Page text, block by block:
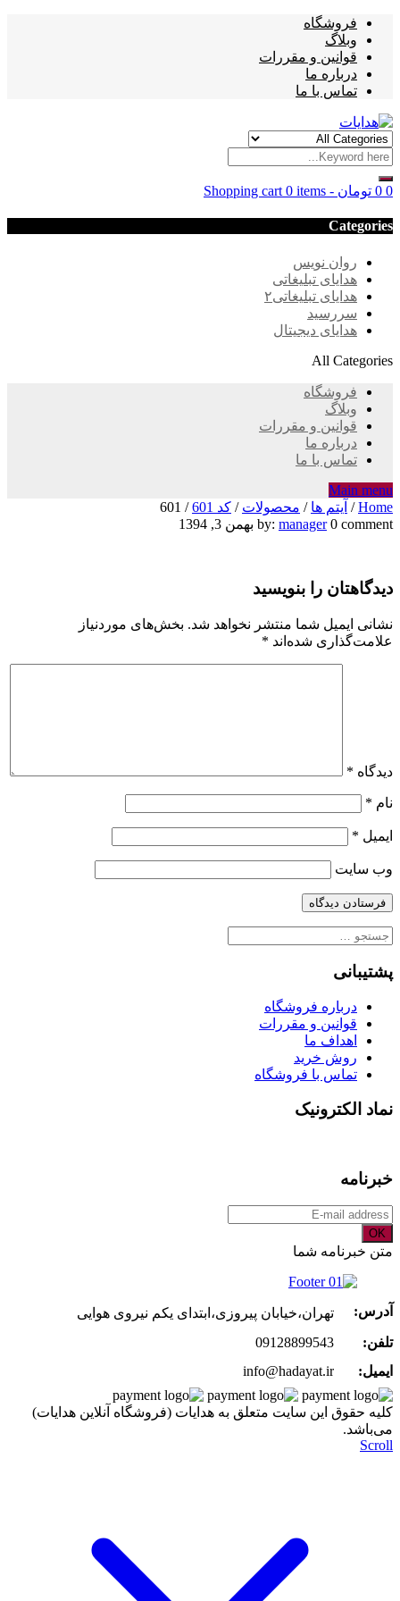
فروشگاه
وبلاگ
قوانین و مقررات
درباره ما
تماس با ما
Shopping cart 0 items - 0 تومان 0
Categories
روان نویس
هدایای تبلیغاتی
هدایای تبلیغاتی۲
سررسید
هدایای دیجیتال
All Categories
فروشگاه
وبلاگ
قوانین و مقررات
درباره ما
تماس با ما
Main menu
Home
/ آیتم ها / محصولات / کد 601 /
601
601
by: manager 0 comment بهمن 3, 1394
دیدگاهتان را بنویسید
نشانی ایمیل شما منتشر نخواهد شد. بخش‌های موردنیاز
علامت‌گذاری شده‌اند *
دیدگاه *
نام *
ایمیل *
وب‌ سایت
جستجو
پشتیبانی
درباره فروشگاه
قوانین و مقررات
اهداف ما
روش خرید
تماس با فروشگاه
نماد الکترونیک
خبرنامه
OK
متن خبرنامه شما
آدرس:
تهران،خیابان پیروزی،ابتدای یکم نیروی هوایی
تلفن:
09128899543
ایمیل:
info@hadayat.ir
کليه حقوق اين سايت متعلق به هدایات (فروشگاه آنلاین هدایات)
می‌باشد.
Scroll